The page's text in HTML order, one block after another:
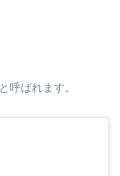
と呼ばれます。